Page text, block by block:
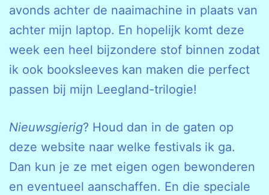
avonds achter de naaimachine in plaats van
achter mijn laptop. En hopelijk komt deze
week een heel bijzondere stof binnen zodat
ik ook booksleeves kan maken die perfect
passen bij mijn Leegland-trilogie!
Nieuwsgierig? Houd dan in de gaten op
deze website naar welke festivals ik ga.
Dan kun je ze met eigen ogen bewonderen
en eventueel aanschaffen. En die speciale